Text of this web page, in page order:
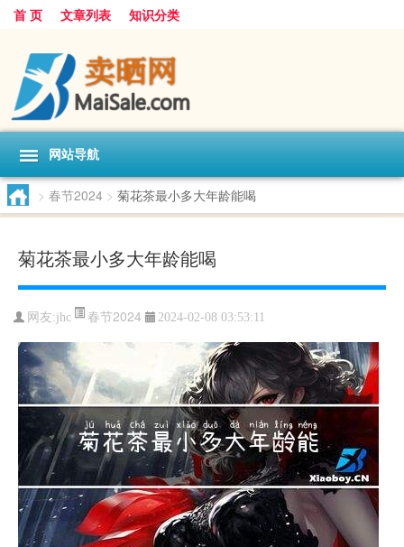
首 页 文章列表 知识分类
网站导航
> 春节2024 > 菊花茶最小多大年龄能喝
菊花茶最小多大年龄能喝
网友:jhc 春节2024 2024-02-08 03:53:11